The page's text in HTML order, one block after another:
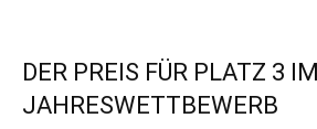
DER PREIS FÜR PLATZ 3 IM
JAHRESWETTBEWERB